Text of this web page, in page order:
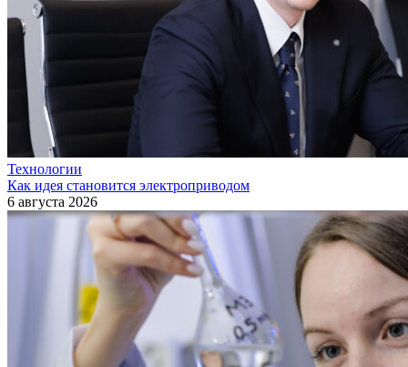
Технологии
Как идея становится электроприводом
6 августа 2026